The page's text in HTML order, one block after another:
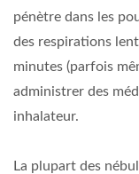
pénètre dans les
des respirations
minutes (parfois
administrer des
inhalateur.
La plupart des